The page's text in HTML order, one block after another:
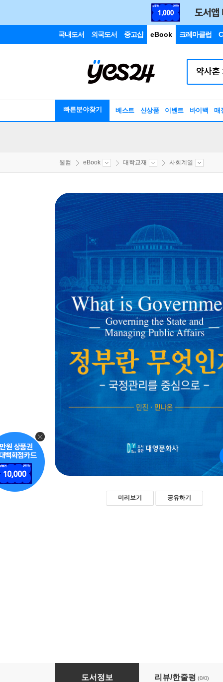
국내도서 외국도서 중고샵 eBook 크레마클럽
빠른분야찾기 베스트 신상품 이벤트 바이백 매
웰컴 eBook 대학교재 사회계열
미리보기 공유하기
정부란 무엇인가
도서정보 리뷰/한줄평 (0/0)